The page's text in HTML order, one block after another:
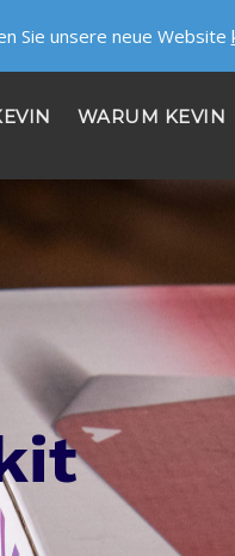
WARUM KEVIN
Sie unsere neue Website